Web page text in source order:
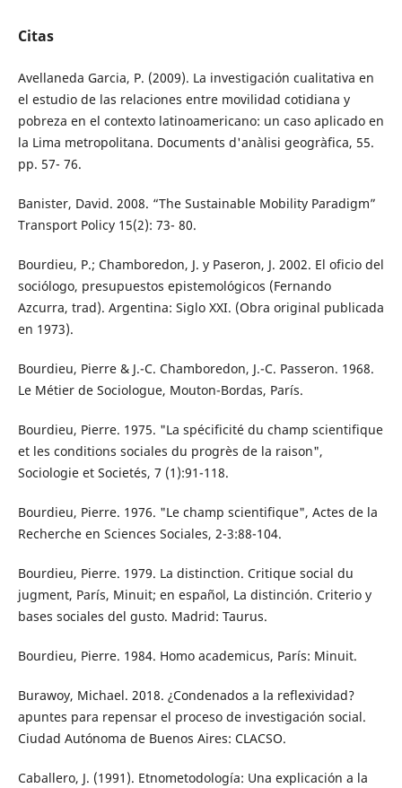
Citas
Avellaneda Garcia, P. (2009). La investigación cualitativa en
el estudio de las relaciones entre movilidad cotidiana y
pobreza en el contexto latinoamericano: un caso aplicado en
la Lima metropolitana. Documents d'anàlisi geogràfica, 55.
pp. 57- 76.
Banister, David. 2008. “The Sustainable Mobility Paradigm”
Transport Policy 15(2): 73- 80.
Bourdieu, P.; Chamboredon, J. y Paseron, J. 2002. El oficio del
sociólogo, presupuestos epistemológicos (Fernando
Azcurra, trad). Argentina: Siglo XXI. (Obra original publicada
en 1973).
Bourdieu, Pierre & J.-C. Chamboredon, J.-C. Passeron. 1968.
Le Métier de Sociologue, Mouton-Bordas, París.
Bourdieu, Pierre. 1975. "La spécificité du champ scientifique
et les conditions sociales du progrès de la raison",
Sociologie et Societés, 7 (1):91-118.
Bourdieu, Pierre. 1976. "Le champ scientifique", Actes de la
Recherche en Sciences Sociales, 2-3:88-104.
Bourdieu, Pierre. 1979. La distinction. Critique social du
jugment, París, Minuit; en español, La distinción. Criterio y
bases sociales del gusto. Madrid: Taurus.
Bourdieu, Pierre. 1984. Homo academicus, París: Minuit.
Burawoy, Michael. 2018. ¿Condenados a la reflexividad?
apuntes para repensar el proceso de investigación social.
Ciudad Autónoma de Buenos Aires: CLACSO.
Caballero, J. (1991). Etnometodología: Una explicación a la